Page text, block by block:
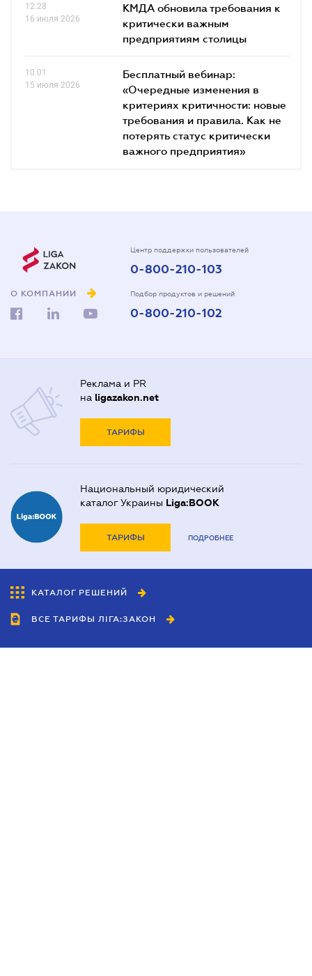
12.28
16 июля 2026
КМДА обновила требования к
критически важным
предприятиям столицы
10.01
15 июля 2026
Бесплатный вебинар:
«Очередные изменения в
критериях критичности: новые
требования и правила. Как не
потерять статус критически
важного предприятия»
О КОМПАНИИ
Центр поддержки пользователей
0-800-210-103
Подбор продуктов и решений
0-800-210-102
Реклама и PR
на ligazakon.net
ТАРИФЫ
Национальный юридический
каталог Украины Liga:BOOK
ТАРИФЫ ПОДРОБНЕЕ
КАТАЛОГ РЕШЕНИЙ
ВСЕ ТАРИФЫ ЛІГА:ЗАКОН